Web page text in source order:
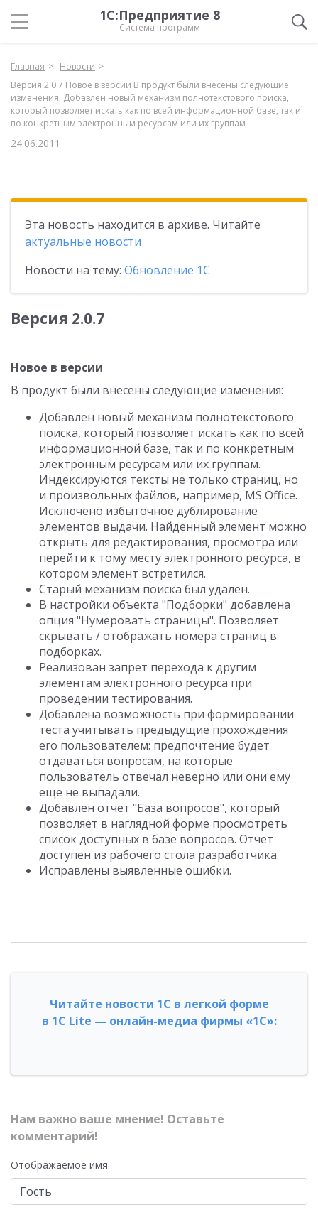
1С:Предприятие 8
Система программ
Главная
Новости
Версия 2.0.7 Новое в версии В продукт были внесены следующие
изменения: Добавлен новый механизм полнотекстового поиска,
который позволяет искать как по всей информационной базе, так и
по конкретным электронным ресурсам или их группам
24.06.2011
Эта новость находится в архиве. Читайте
актуальные новости
Новости на тему: Обновление 1С
Версия 2.0.7
Новое в версии
В продукт были внесены следующие изменения:
Добавлен новый механизм полнотекстового
поиска, который позволяет искать как по всей
информационной базе, так и по конкретным
электронным ресурсам или их группам.
Индексируются тексты не только страниц, но
и произвольных файлов, например, MS Office.
Исключено избыточное дублирование
элементов выдачи. Найденный элемент можно
открыть для редактирования, просмотра или
перейти к тому месту электронного ресурса, в
котором элемент встретился.
Старый механизм поиска был удален.
В настройки объекта "Подборки" добавлена
опция "Нумеровать страницы". Позволяет
скрывать / отображать номера страниц в
подборках.
Реализован запрет перехода к другим
элементам электронного ресурса при
проведении тестирования.
Добавлена возможность при формировании
теста учитывать предыдущие прохождения
его пользователем: предпочтение будет
отдаваться вопросам, на которые
пользователь отвечал неверно или они ему
еще не выпадали.
Добавлен отчет "База вопросов", который
позволяет в наглядной форме просмотреть
список доступных в базе вопросов. Отчет
доступен из рабочего стола разработчика.
Исправлены выявленные ошибки.
Читайте новости 1С в легкой форме
в 1С Lite — онлайн-медиа фирмы «1С»:
Нам важно ваше мнение! Оставьте
комментарий!
Отображаемое имя